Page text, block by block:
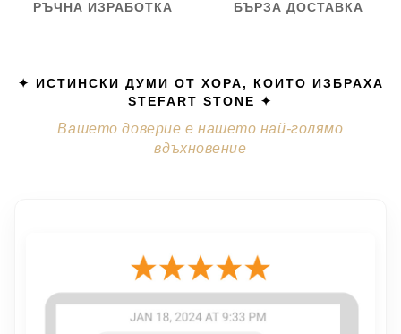
РЪЧНА ИЗРАБОТКА БЪРЗА ДОСТАВКА
✦ ИСТИНСКИ ДУМИ ОТ ХОРА, КОИТО ИЗБРАХА
STEFART STONE ✦
Вашето доверие е нашето най-голямо
вдъхновение